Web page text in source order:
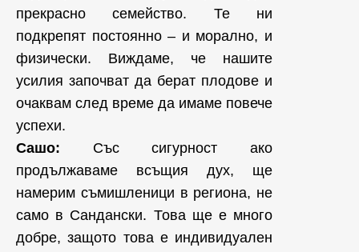
прекрасно семейство. Те ни
подкрепят постоянно – и морално, и
физически. Виждаме, че нашите
усилия започват да берат плодове и
очаквам след време да имаме повече
успехи.
Сашо: Със сигурност ако
продължаваме всъщия дух, ще
намерим съмишленици в региона, не
само в Сандански. Това ще е много
добре, защото това е индивидуален